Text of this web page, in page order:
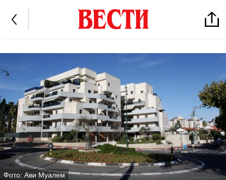
Фото: Ави Муалем